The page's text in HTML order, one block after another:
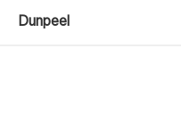
Dunpeel